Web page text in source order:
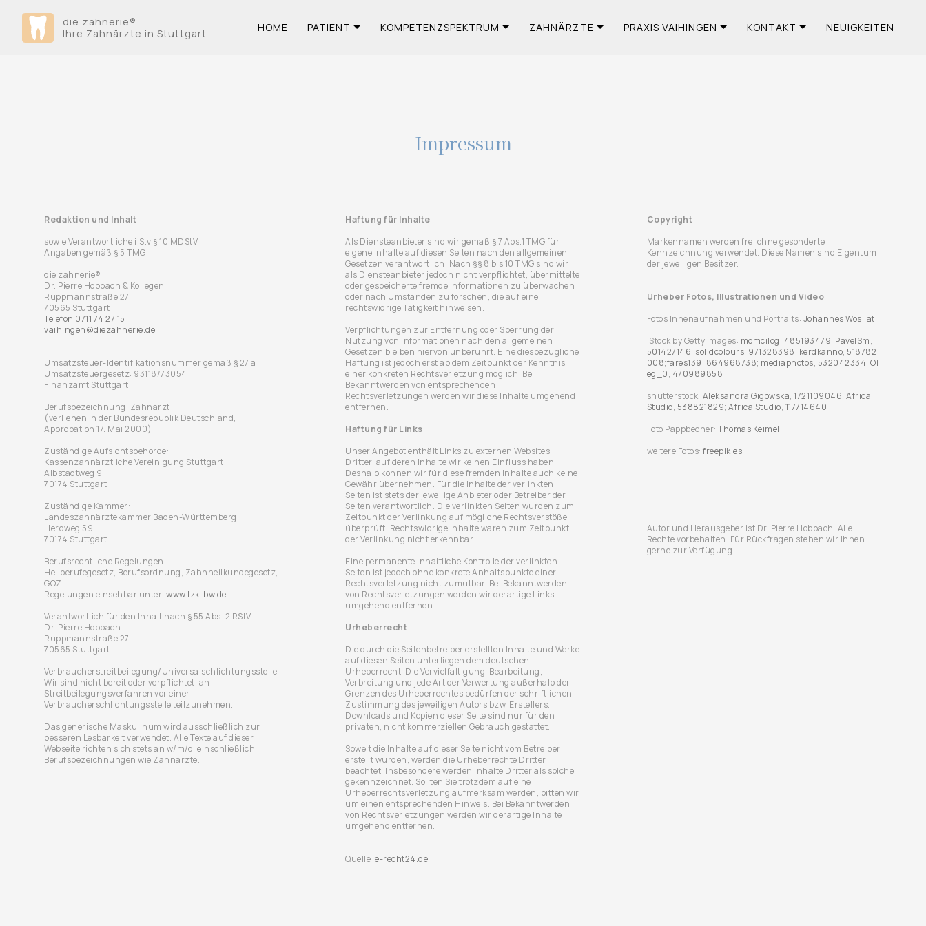
die zahnerie®
Ihre Zahnärzte in Stuttgart
HOME PATIENT KOMPETENZSPEKTRUM ZAHNÄRZTE PRAXIS VAIHINGEN KONTAKT NEUIGKEITEN
Impressum
Redaktion und Inhalt
sowie Verantwortliche i.S.v § 10 MDStV,
Angaben gemäß § 5 TMG
die zahnerie®
Dr. Pierre Hobbach & Kollegen
Ruppmannstraße 27
70565 Stuttgart
Telefon 0711 74 27 15
vaihingen@diezahnerie.de
Umsatzsteuer-Identifikationsnummer gemäß § 27 a
Umsatzsteuergesetz: 93118/73054
Finanzamt Stuttgart
Berufsbezeichnung: Zahnarzt
(verliehen in der Bundesrepublik Deutschland,
Approbation 17. Mai 2000)
Zuständige Aufsichtsbehörde:
Kassenzahnärztliche Vereinigung Stuttgart
Albstadtweg 9
70174 Stuttgart
Zuständige Kammer:
Landeszahnärztekammer Baden-Württemberg
Herdweg 59
70174 Stuttgart
Berufsrechtliche Regelungen:
Heilberufegesetz, Berufsordnung, Zahnheilkundegesetz,
GOZ
Regelungen einsehbar unter: www.lzk-bw.de
Verantwortlich für den Inhalt nach § 55 Abs. 2 RStV
Dr. Pierre Hobbach
Ruppmannstraße 27
70565 Stuttgart
Verbraucherstreitbeilegung/Universalschlichtungsstelle
Wir sind nicht bereit oder verpflichtet, an
Streitbeilegungsverfahren vor einer
Verbraucherschlichtungsstelle teilzunehmen.
Das generische Maskulinum wird ausschließlich zur
besseren Lesbarkeit verwendet. Alle Texte auf dieser
Webseite richten sich stets an w/m/d, einschließlich
Berufsbezeichnungen wie Zahnärzte.
Haftung für Inhalte
Als Diensteanbieter sind wir gemäß § 7 Abs.1 TMG für
eigene Inhalte auf diesen Seiten nach den allgemeinen
Gesetzen verantwortlich. Nach §§ 8 bis 10 TMG sind wir
als Diensteanbieter jedoch nicht verpflichtet, übermittelte
oder gespeicherte fremde Informationen zu überwachen
oder nach Umständen zu forschen, die auf eine
rechtswidrige Tätigkeit hinweisen.
Verpflichtungen zur Entfernung oder Sperrung der
Nutzung von Informationen nach den allgemeinen
Gesetzen bleiben hiervon unberührt. Eine diesbezügliche
Haftung ist jedoch erst ab dem Zeitpunkt der Kenntnis
einer konkreten Rechtsverletzung möglich. Bei
Bekanntwerden von entsprechenden
Rechtsverletzungen werden wir diese Inhalte umgehend
entfernen.
Haftung für Links
Unser Angebot enthält Links zu externen Websites
Dritter, auf deren Inhalte wir keinen Einfluss haben.
Deshalb können wir für diese fremden Inhalte auch keine
Gewähr übernehmen. Für die Inhalte der verlinkten
Seiten ist stets der jeweilige Anbieter oder Betreiber der
Seiten verantwortlich. Die verlinkten Seiten wurden zum
Zeitpunkt der Verlinkung auf mögliche Rechtsverstöße
überprüft. Rechtswidrige Inhalte waren zum Zeitpunkt
der Verlinkung nicht erkennbar.
Eine permanente inhaltliche Kontrolle der verlinkten
Seiten ist jedoch ohne konkrete Anhaltspunkte einer
Rechtsverletzung nicht zumutbar. Bei Bekanntwerden
von Rechtsverletzungen werden wir derartige Links
umgehend entfernen.
Urheberrecht
Die durch die Seitenbetreiber erstellten Inhalte und Werke
auf diesen Seiten unterliegen dem deutschen
Urheberrecht. Die Vervielfältigung, Bearbeitung,
Verbreitung und jede Art der Verwertung außerhalb der
Grenzen des Urheberrechtes bedürfen der schriftlichen
Zustimmung des jeweiligen Autors bzw. Erstellers.
Downloads und Kopien dieser Seite sind nur für den
privaten, nicht kommerziellen Gebrauch gestattet.
Soweit die Inhalte auf dieser Seite nicht vom Betreiber
erstellt wurden, werden die Urheberrechte Dritter
beachtet. Insbesondere werden Inhalte Dritter als solche
gekennzeichnet. Sollten Sie trotzdem auf eine
Urheberrechtsverletzung aufmerksam werden, bitten wir
um einen entsprechenden Hinweis. Bei Bekanntwerden
von Rechtsverletzungen werden wir derartige Inhalte
umgehend entfernen.
Quelle:e-recht24.de
Copyright
Markennamen werden frei ohne gesonderte
Kennzeichnung verwendet. Diese Namen sind Eigentum
der jeweiligen Besitzer.
Urheber Fotos, Illustrationen und Video
Fotos Innenaufnahmen und Portraits: Johannes Wosilat
iStock by Getty Images: momcilog, 485193479; PavelSm,
501427146; solidcolours, 971328398; kerdkanno, 518782
008;fares139, 864968738; mediaphotos, 532042334;Ol
eg_0, 470989858
shutterstock: Aleksandra Gigowska,1721109046;Africa
Studio, 538821829;Africa Studio, 117714640
Foto Pappbecher:Thomas Keimel
weitere Fotos:freepik.es
Autor und Herausgeber ist Dr. Pierre Hobbach. Alle
Rechte vorbehalten. Für Rückfragen stehen wir Ihnen
gerne zur Verfügung.